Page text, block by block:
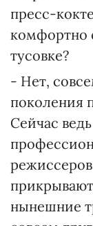
пресс-
комфортно
тусовке?
- Нет,
поколения
Сейчас
нынешние